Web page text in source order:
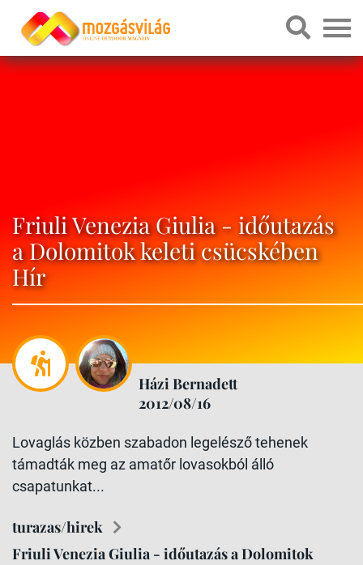
Friuli Venezia Giulia - időutazás
a Dolomitok keleti csücskében
Hír
Házi Bernadett
2012/08/16
Lovaglás közben szabadon legelésző tehenek
támadták meg az amatőr lovasokból álló
csapatunkat...
turazas/hirek
Friuli Venezia Giulia - időutazás a Dolomitok